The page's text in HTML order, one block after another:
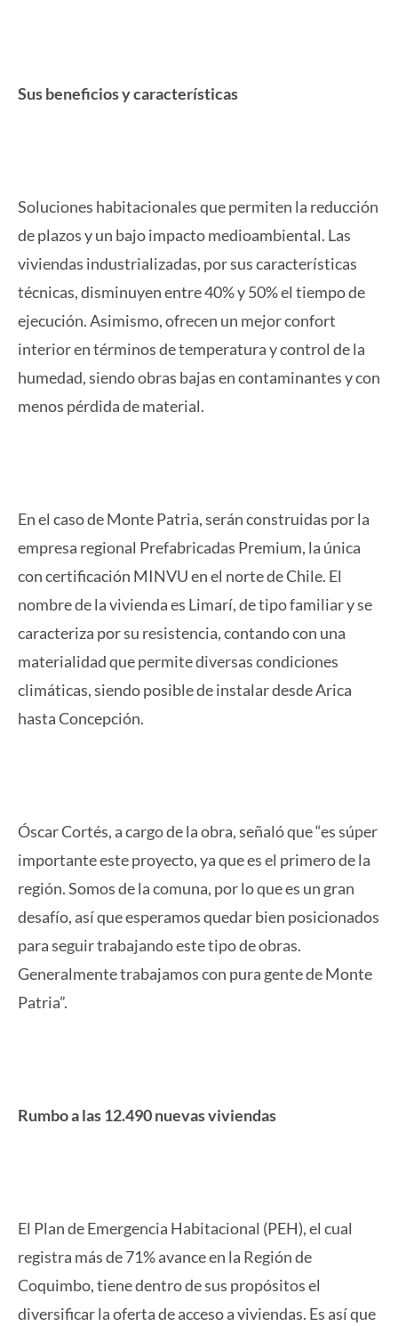
Sus beneficios y características
Soluciones habitacionales que permiten la reducción
de plazos y un bajo impacto medioambiental. Las
viviendas industrializadas, por sus características
técnicas, disminuyen entre 40% y 50% el tiempo de
ejecución. Asimismo, ofrecen un mejor confort
interior en términos de temperatura y control de la
humedad, siendo obras bajas en contaminantes y con
menos pérdida de material.
En el caso de Monte Patria, serán construidas por la
empresa regional Prefabricadas Premium, la única
con certificación MINVU en el norte de Chile. El
nombre de la vivienda es Limarí, de tipo familiar y se
caracteriza por su resistencia, contando con una
materialidad que permite diversas condiciones
climáticas, siendo posible de instalar desde Arica
hasta Concepción.
Óscar Cortés, a cargo de la obra, señaló que “es súper
importante este proyecto, ya que es el primero de la
región. Somos de la comuna, por lo que es un gran
desafío, así que esperamos quedar bien posicionados
para seguir trabajando este tipo de obras.
Generalmente trabajamos con pura gente de Monte
Patria”.
Rumbo a las 12.490 nuevas viviendas
El Plan de Emergencia Habitacional (PEH), el cual
registra más de 71% avance en la Región de
Coquimbo, tiene dentro de sus propósitos el
diversificar la oferta de acceso a viviendas. Es así que